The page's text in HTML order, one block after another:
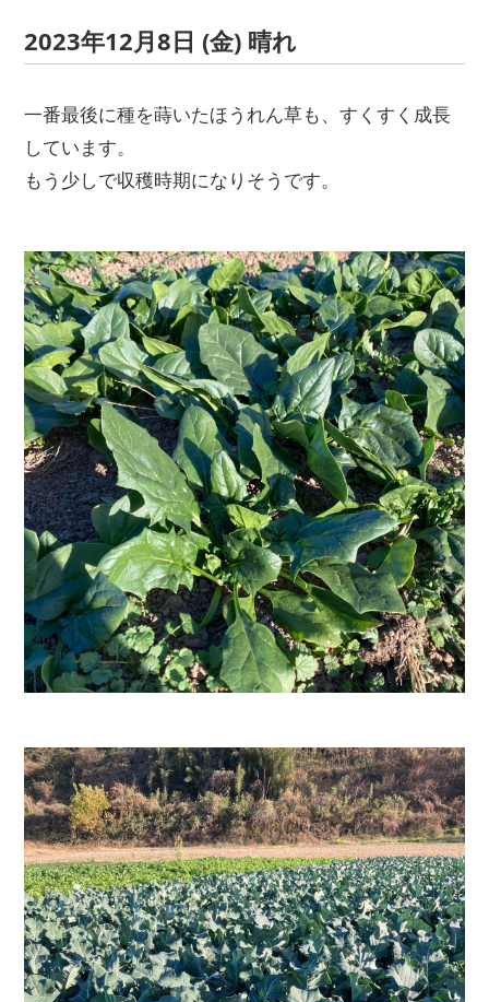
2023年12月8日 (金) 晴れ
一番最後に種を蒔いたほうれん草も、すくすく成長
しています。
もう少しで収穫時期になりそうです。